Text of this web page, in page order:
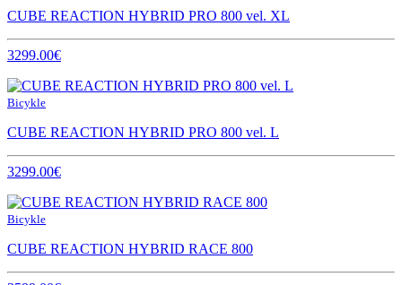
CUBE REACTION HYBRID PRO 800 vel. XL
3299.00€
Bicykle
CUBE REACTION HYBRID PRO 800 vel. L
3299.00€
Bicykle
CUBE REACTION HYBRID RACE 800